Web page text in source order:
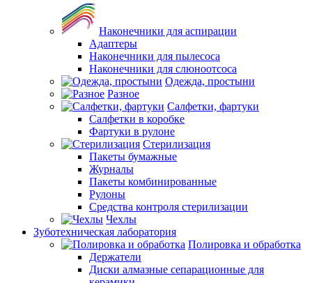
Наконечники для аспирации
Адаптеры
Наконечники для пылесоса
Наконечники для слюноотсоса
Одежда, простыни
Разное
Салфетки, фартуки
Салфетки в коробке
Фартуки в рулоне
Стерилизация
Пакеты бумажные
Журналы
Пакеты комбинированные
Рулоны
Средства контроля стерилизации
Чехлы
Зуботехническая лаборатория
Полировка и обработка
Держатели
Диски алмазные сепарационные для